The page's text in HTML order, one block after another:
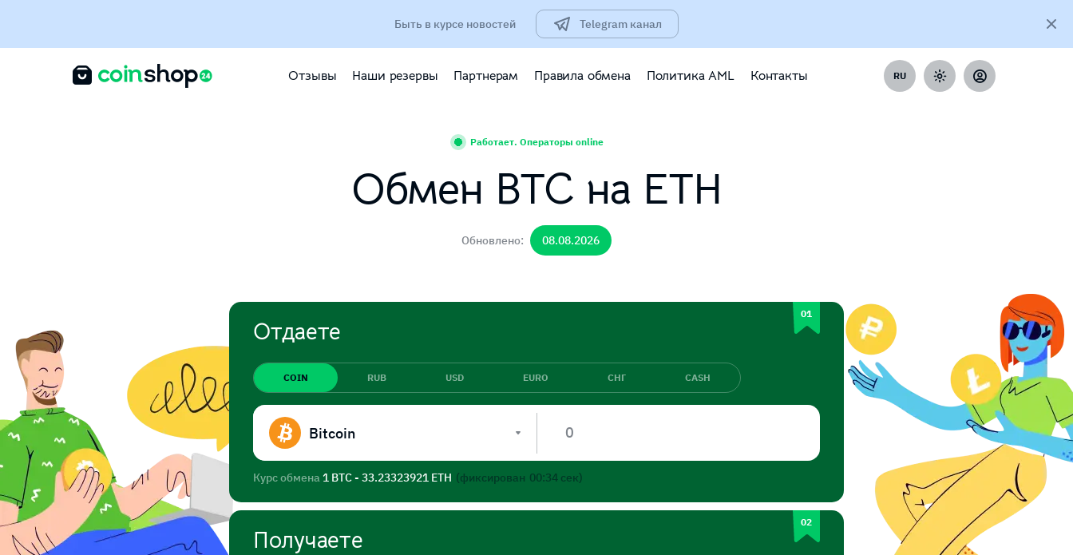
Быть в курсе новостей Telegram канал
Отзывы Наши резервы Партнерам Правила обмена Политика AML Контакты RU
Работает. Операторы online
Обмен BTC на ETH
Обновлено: 08.08.2026
Отдаете
COIN RUB USD EURO СНГ CASH
Bitcoin
Курс обмена 1 BTC - 33.23323921 ETH (фиксирован 00:33 сек)
Получаете